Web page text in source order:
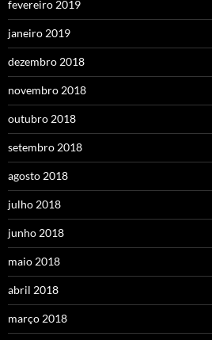
fevereiro 2019
janeiro 2019
dezembro 2018
novembro 2018
outubro 2018
setembro 2018
agosto 2018
julho 2018
junho 2018
maio 2018
abril 2018
março 2018